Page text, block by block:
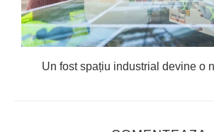
Un fost spațiu industrial devine o